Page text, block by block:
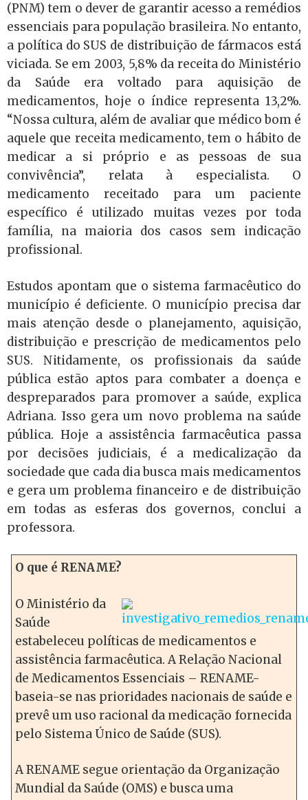
(PNM) tem o dever de garantir acesso a remédios
essenciais para população brasileira. No entanto,
a política do SUS de distribuição de fármacos está
viciada. Se em 2003, 5,8% da receita do Ministério
da Saúde era voltado para aquisição de
medicamentos, hoje o índice representa 13,2%.
“Nossa cultura, além de avaliar que médico bom é
aquele que receita medicamento, tem o hábito de
medicar a si próprio e as pessoas de sua
convivência”, relata à especialista. O
medicamento receitado para um paciente
específico é utilizado muitas vezes por toda
família, na maioria dos casos sem indicação
profissional.
Estudos apontam que o sistema farmacêutico do
município é deficiente. O município precisa dar
mais atenção desde o planejamento, aquisição,
distribuição e prescrição de medicamentos pelo
SUS. Nitidamente, os profissionais da saúde
pública estão aptos para combater a doença e
despreparados para promover a saúde, explica
Adriana. Isso gera um novo problema na saúde
pública. Hoje a assistência farmacêutica passa
por decisões judiciais, é a medicalização da
sociedade que cada dia busca mais medicamentos
e gera um problema financeiro e de distribuição
em todas as esferas dos governos, conclui a
professora.
O que é RENAME?
O Ministério da
Saúde
estabeleceu políticas de medicamentos e
assistência farmacêutica. A Relação Nacional
de Medicamentos Essenciais – RENAME-
baseia-se nas prioridades nacionais de saúde e
prevê um uso racional da medicação fornecida
pelo Sistema Único de Saúde (SUS).
A RENAME segue orientação da Organização
Mundial da Saúde (OMS) e busca uma